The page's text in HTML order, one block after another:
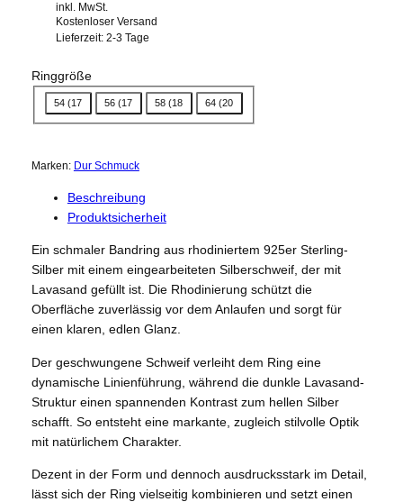
inkl. MwSt.
Kostenloser Versand
Lieferzeit: 2-3 Tage
Ringgröße
54 (17 56 (17 58 (18 64 (20
Marken: Dur Schmuck
Beschreibung
Produktsicherheit
Ein schmaler Bandring aus rhodiniertem 925er Sterling-
Silber mit einem eingearbeiteten Silberschweif, der mit
Lavasand gefüllt ist. Die Rhodinierung schützt die
Oberfläche zuverlässig vor dem Anlaufen und sorgt für
einen klaren, edlen Glanz.
Der geschwungene Schweif verleiht dem Ring eine
dynamische Linienführung, während die dunkle Lavasand-
Struktur einen spannenden Kontrast zum hellen Silber
schafft. So entsteht eine markante, zugleich stilvolle Optik
mit natürlichem Charakter.
Dezent in der Form und dennoch ausdrucksstark im Detail,
lässt sich der Ring vielseitig kombinieren und setzt einen